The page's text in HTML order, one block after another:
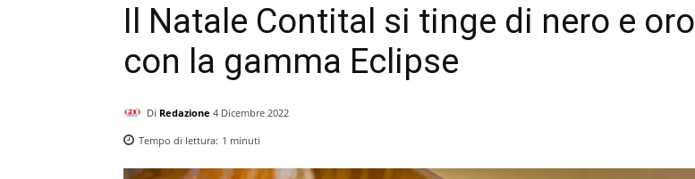
Il Natale Contital si tinge di nero e oro
con la gamma Eclipse
Di Redazione 4 Dicembre 2022
Tempo di lettura: 1 minuti